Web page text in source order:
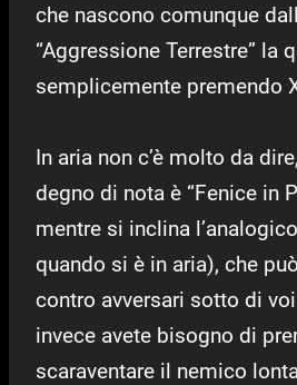
che nascono comunque
“Aggressione Terrestre” la
semplicemente premendo
In aria non c’è molto da
degno di nota è “Fenice in
mentre si inclina
quando si è in aria), che
contro avversari sotto di
invece avete bisogno di
scaraventare il nemico